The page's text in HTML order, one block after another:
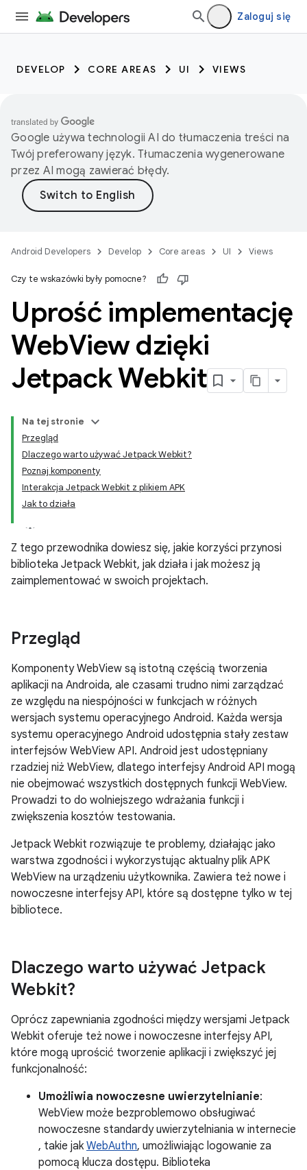
Zaloguj się
DEVELOP CORE AREAS UI VIEWS
Google używa technologii AI do tłumaczenia treści na
Twój preferowany język. Tłumaczenia wygenerowane
przez AI mogą zawierać błędy.
Android Developers Develop Core areas UI Views
Czy te wskazówki były pomocne?
Uprość implementację
WebView dzięki
Jetpack Webkit
Na tej stronie
Przegląd
Dlaczego warto używać Jetpack Webkit?
Poznaj komponenty
Interakcja Jetpack Webkit z plikiem APK
Jak to działa
Z tego przewodnika dowiesz się, jakie korzyści przynosi
biblioteka Jetpack Webkit, jak działa i jak możesz ją
zaimplementować w swoich projektach.
Przegląd
Komponenty WebView są istotną częścią tworzenia
aplikacji na Androida, ale czasami trudno nimi zarządzać
ze względu na niespójności w funkcjach w różnych
wersjach systemu operacyjnego Android. Każda wersja
systemu operacyjnego Android udostępnia stały zestaw
interfejsów WebView API. Android jest udostępniany
rzadziej niż WebView, dlatego interfejsy Android API mogą
nie obejmować wszystkich dostępnych funkcji WebView.
Prowadzi to do wolniejszego wdrażania funkcji i
zwiększenia kosztów testowania.
Jetpack Webkit rozwiązuje te problemy, działając jako
warstwa zgodności i wykorzystując aktualny plik APK
WebView na urządzeniu użytkownika. Zawiera też nowe i
nowoczesne interfejsy API, które są dostępne tylko w tej
bibliotece.
Dlaczego warto używać Jetpack
Webkit?
Oprócz zapewniania zgodności między wersjami Jetpack
Webkit oferuje też nowe i nowoczesne interfejsy API,
które mogą uprościć tworzenie aplikacji i zwiększyć jej
funkcjonalność:
Umożliwia nowoczesne uwierzytelnianie:
WebView może bezproblemowo obsługiwać
nowoczesne standardy uwierzytelniania w internecie
, takie jak WebAuthn, umożliwiając logowanie za
pomocą klucza dostępu. Biblioteka